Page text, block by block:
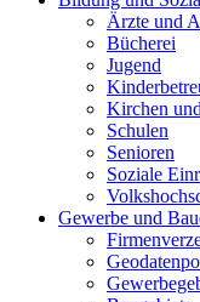
Ärzte und
Bücherei
Jugend
Kirchen
Schulen
Senioren
Soziale
Gewerbe und